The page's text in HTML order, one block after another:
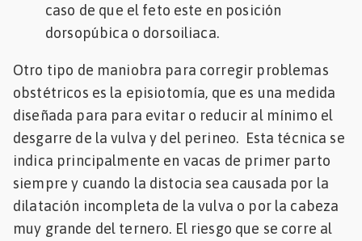
caso de que el feto este en posición
dorsopúbica o dorsoiliaca.
Otro tipo de maniobra para corregir problemas
obstétricos es la episiotomía, que es una medida
diseñada para para evitar o reducir al mínimo el
desgarre de la vulva y del perineo. Esta técnica se
indica principalmente en vacas de primer parto
siempre y cuando la distocia sea causada por la
dilatación incompleta de la vulva o por la cabeza
muy grande del ternero. El riesgo que se corre al